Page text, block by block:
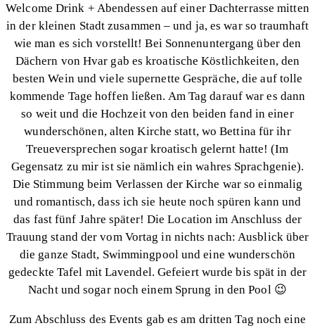
Welcome Drink + Abendessen auf einer Dachterrasse mitten
in der kleinen Stadt zusammen – und ja, es war so traumhaft
wie man es sich vorstellt! Bei Sonnenuntergang über den
Dächern von Hvar gab es kroatische Köstlichkeiten, den
besten Wein und viele supernette Gespräche, die auf tolle
kommende Tage hoffen ließen. Am Tag darauf war es dann
so weit und die Hochzeit von den beiden fand in einer
wunderschönen, alten Kirche statt, wo Bettina für ihr
Treueversprechen sogar kroatisch gelernt hatte! (Im
Gegensatz zu mir ist sie nämlich ein wahres Sprachgenie).
Die Stimmung beim Verlassen der Kirche war so einmalig
und romantisch, dass ich sie heute noch spüren kann und
das fast fünf Jahre später! Die Location im Anschluss der
Trauung stand der vom Vortag in nichts nach: Ausblick über
die ganze Stadt, Swimmingpool und eine wunderschön
gedeckte Tafel mit Lavendel. Gefeiert wurde bis spät in der
Nacht und sogar noch einem Sprung in den Pool 😉
Zum Abschluss des Events gab es am dritten Tag noch eine